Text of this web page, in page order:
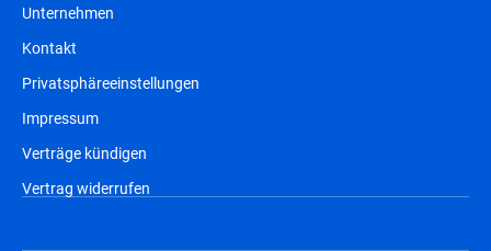
Unternehmen
Kontakt
Privatsphäreeinstellungen
Impressum
Verträge kündigen
Vertrag widerrufen